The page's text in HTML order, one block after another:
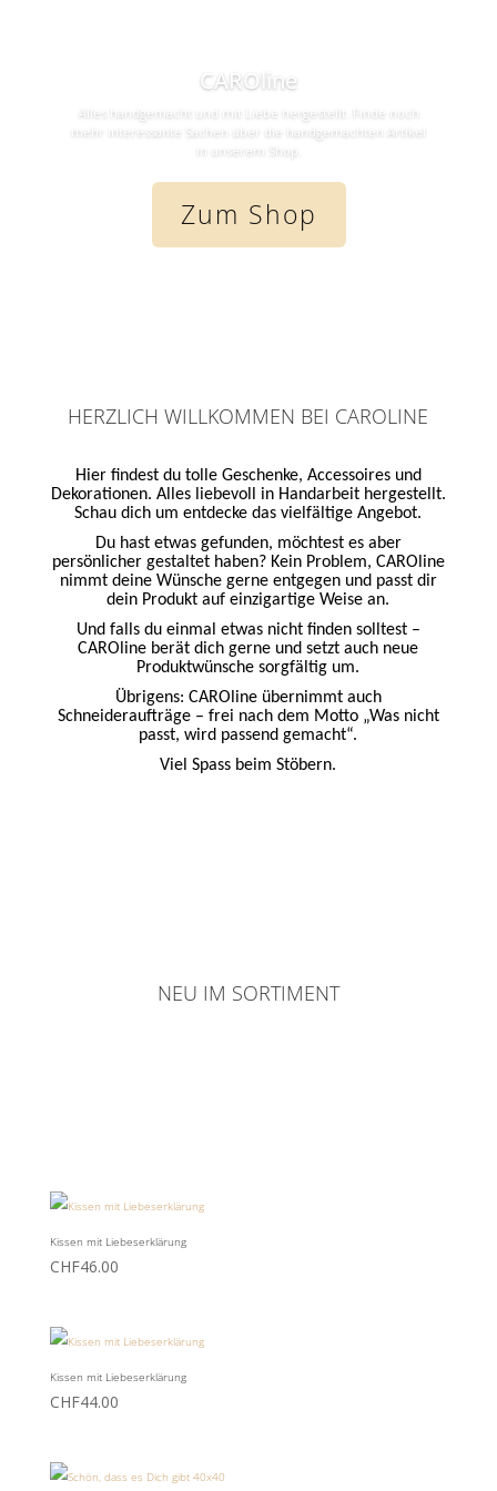
CAROline
Alles handgemacht und mit Liebe hergestellt. Finde noch
mehr interessante Sachen über die handgemachten Artikel
in unserem Shop.
Zum Shop
HERZLICH WILLKOMMEN BEI CAROLINE
Hier findest du tolle Geschenke, Accessoires und
Dekorationen. Alles liebevoll in Handarbeit hergestellt.
Schau dich um entdecke das vielfältige Angebot.
Du hast etwas gefunden, möchtest es aber
persönlicher gestaltet haben? Kein Problem, CAROline
nimmt deine Wünsche gerne entgegen und passt dir
dein Produkt auf einzigartige Weise an.
Und falls du einmal etwas nicht finden solltest –
CAROline berät dich gerne und setzt auch neue
Produktwünsche sorgfältig um.
Übrigens: CAROline übernimmt auch
Schneideraufträge – frei nach dem Motto „Was nicht
passt, wird passend gemacht“.
Viel Spass beim Stöbern.
NEU IM SORTIMENT
Kissen mit Liebeserklärung
CHF46.00
Kissen mit Liebeserklärung
CHF44.00